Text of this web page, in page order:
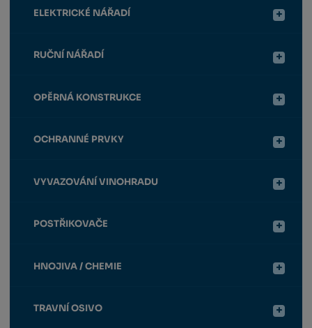
ELEKTRICKÉ NÁŘADÍ
RUČNÍ NÁŘADÍ
OPĚRNÁ KONSTRUKCE
OCHRANNÉ PRVKY
VYVAZOVÁNÍ VINOHRADU
POSTŘIKOVAČE
HNOJIVA / CHEMIE
TRAVNÍ OSIVO